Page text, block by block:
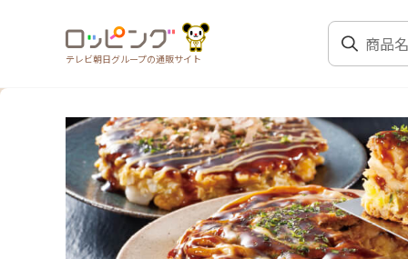
テレビ朝日グループの通販サイト